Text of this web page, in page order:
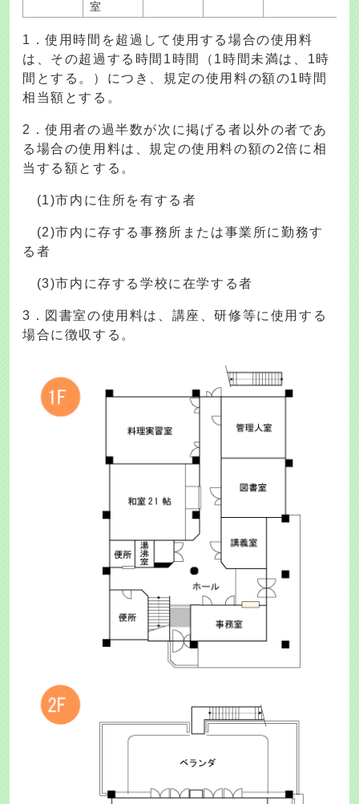
室
1．使用時間を超過して使用する場合の使用料
は、その超過する時間1時間（1時間未満は、1時
間とする。）につき、規定の使用料の額の1時間
相当額とする。
2．使用者の過半数が次に掲げる者以外の者であ
る場合の使用料は、規定の使用料の額の2倍に相
当する額とする。
(1)市内に住所を有する者
(2)市内に存する事務所または事業所に勤務す
る者
(3)市内に存する学校に在学する者
3．図書室の使用料は、講座、研修等に使用する
場合に徴収する。